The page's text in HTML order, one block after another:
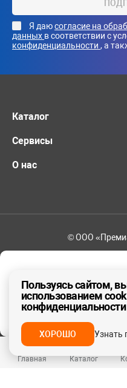
Главная Каталог
ДА, ВЕРНО
Я даюсогласие на
данных в соответствии с
конфиденциальности , а
Каталог
Сервисы
О нас
© ООО
Пользуясь сайтом,
использованием
конфиденциальности
ХОРОШО Узнать